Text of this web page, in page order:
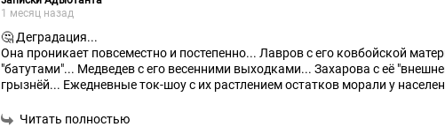
1 месяц назад
🤔 Деградация...
Она проникает повсеместно и постепенно... Лавров с его ковбойской
"батутами"... Медведев с его весенними выходками... Захарова с её
грызнёй... Ежедневные ток-шоу с их растлением остатков морали у
Читать полностью